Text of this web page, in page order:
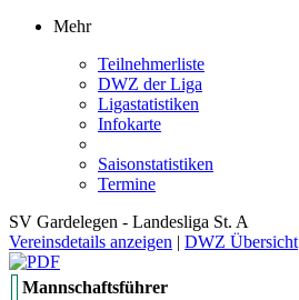
Mehr
Teilnehmerliste
DWZ der Liga
Ligastatistiken
Infokarte
Saisonstatistiken
Termine
SV Gardelegen - Landesliga St. A
Vereinsdetails anzeigen | DWZ Übersicht
Mannschaftsführer